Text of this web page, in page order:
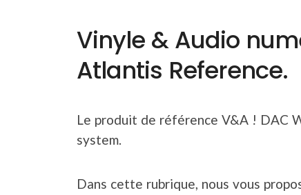
Vinyle & Audio
Atlantis Reference.
Le produit de référence V&A ! DAC
system.
Dans cette rubrique, nous vous